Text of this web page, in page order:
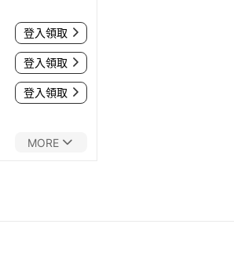
登入領取
登入領取
登入領取
MORE